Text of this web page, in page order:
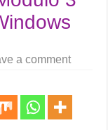
a comment